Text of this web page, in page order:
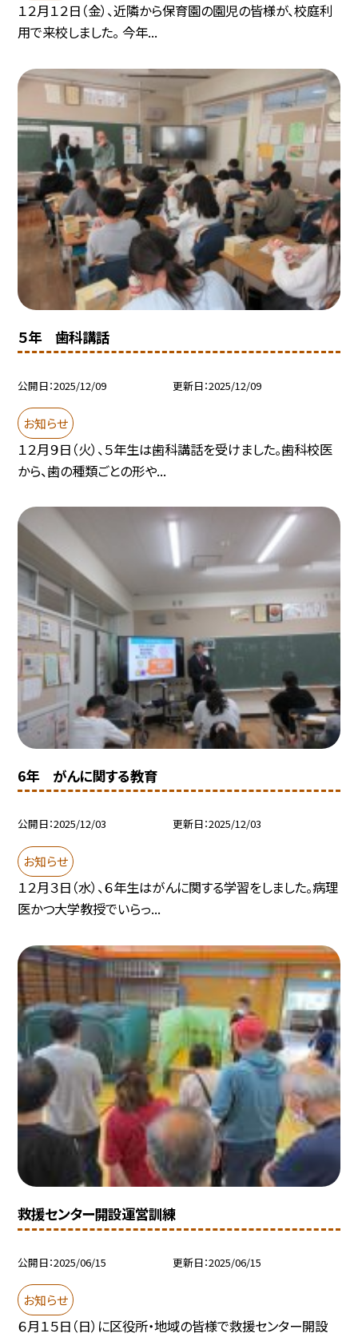
１２月１２日（金）、近隣から保育園の園児の皆様が、校庭利
用で来校しました。 今年...
５年 歯科講話
公開日 2025/12/09 更新日 2025/12/09
お知らせ
１２月９日（火）、５年生は歯科講話を受けました。歯科校医
から、歯の種類ごとの形や...
6年 がんに関する教育
公開日 2025/12/03 更新日 2025/12/03
お知らせ
１２月３日（水）、６年生はがんに関する学習をしました。病理
医かつ大学教授でいらっ...
救援センター開設運営訓練
公開日 2025/06/15 更新日 2025/06/15
お知らせ
６月１５日（日）に区役所・地域の皆様で救援センター開設